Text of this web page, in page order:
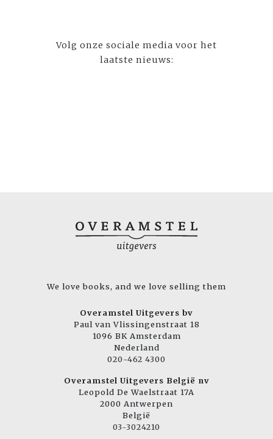
Volg onze sociale media voor het
laatste nieuws:
We love books, and we love selling them
Overamstel Uitgevers bv
Paul van Vlissingenstraat 18
1096 BK Amsterdam
Nederland
020-462 4300
Overamstel Uitgevers België nv
Leopold De Waelstraat 17A
2000 Antwerpen
België
03-3024210